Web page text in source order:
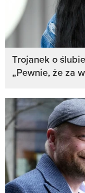
Trojanek o
„Pewnie, że za